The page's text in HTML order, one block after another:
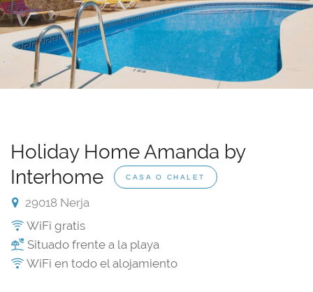
Holiday Home Amanda by
Interhome
CASA O CHALET
29018 Nerja
WiFi gratis
Situado frente a la playa
WiFi en todo el alojamiento